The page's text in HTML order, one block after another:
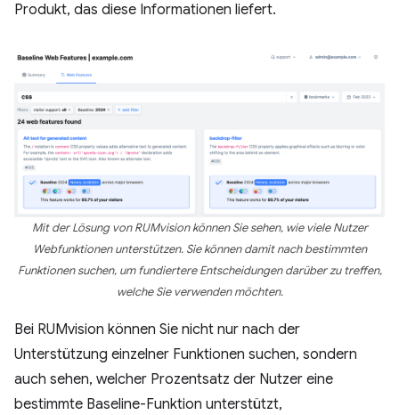
Produkt, das diese Informationen liefert.
Mit der Lösung von RUMvision können Sie sehen, wie viele Nutzer
Webfunktionen unterstützen. Sie können damit nach bestimmten
Funktionen suchen, um fundiertere Entscheidungen darüber zu treffen,
welche Sie verwenden möchten.
Bei RUMvision können Sie nicht nur nach der
Unterstützung einzelner Funktionen suchen, sondern
auch sehen, welcher Prozentsatz der Nutzer eine
bestimmte Baseline-Funktion unterstützt,